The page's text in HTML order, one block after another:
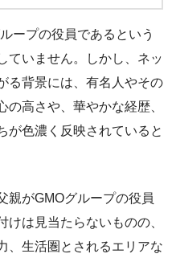
ープの役員であるという
ていません。しかし、ネッ
る背景には、有名人やその
高さや、華やかな経歴、
が色濃く反映されていると
親がGMOグループの役員
は見当たらないものの、
、生活圏とされるエリアな